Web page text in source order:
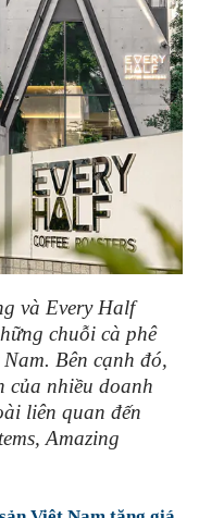
và Every Half
chuỗi cà phê
Bên cạnh đó,
của nhiều doanh
liên quan đến
Amazing